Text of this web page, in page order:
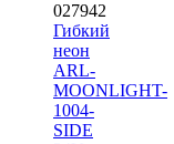
027942
Гибкий
неон
ARL-
MOONLIGHT-
1004-
SIDE